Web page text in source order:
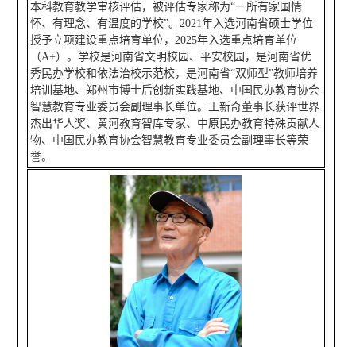
本科教育教学审核评估，被评估专家称为“一所有家国情
怀、有理念、有温度的学校”。2021年入选河南省硕士学位
授予立项建设重点培育单位，2025年入选重点培育单位
（A+）。学校是河南省文明校园、平安校园，是河南省优
秀民办学校和依法治校示范校，是河南省“双师型”教师培养
培训基地、郑州市博士后创新实践基地、中国民办教育协会
智慧教育专业委员会副理事长单位。王新奇董事长获评世界
杰出华人奖、黄河教育智库专家、中原民办教育特殊贡献人
物、中国民办教育协会智慧教育专业委员会副理事长等荣
誉。